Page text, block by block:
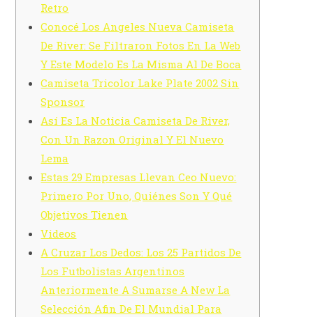
Retro
Conocé Los Angeles Nueva Camiseta
De River: Se Filtraron Fotos En La Web
Y Este Modelo Es La Misma Al De Boca
Camiseta Tricolor Lake Plate 2002 Sin
Sponsor
Así Es La Noticia Camiseta De River,
Con Un Razon Original Y El Nuevo
Lema
Estas 29 Empresas Llevan Ceo Nuevo:
Primero Por Uno, Quiénes Son Y Qué
Objetivos Tienen
Videos
A Cruzar Los Dedos: Los 25 Partidos De
Los Futbolistas Argentinos
Anteriormente A Sumarse A New La
Selección Afin De El Mundial Para